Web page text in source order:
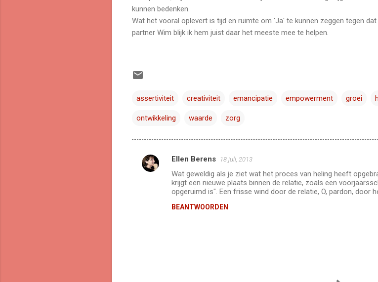
kunnen bedenken.
Wat het vooral oplevert is tijd en ruimte om 'Ja' te kunnen zeggen tegen
partner Wim blijk ik hem juist daar het meeste mee te helpen.
assertiviteit creativiteit emancipatie empowerment groei
ontwikkeling waarde zorg
R
Ellen Berens 18 juli, 2013
Wat geweldig als je ziet wat het proces van heling heeft
krijgt een nieuwe plaats binnen de relatie, zoals een
opgeruimd is". Een frisse wind door de relatie, O, pardon, door
BEANTWOORDEN